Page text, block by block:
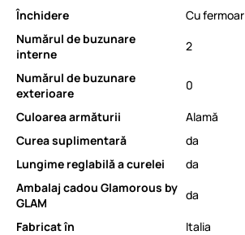
Închidere
Cu fermoar
Numărul de buzunare
interne
2
Numărul de buzunare
exterioare
0
Culoarea armăturii
Alamă
Curea suplimentară
da
Lungime reglabilă a curelei
da
Ambalaj cadou Glamorous by
GLAM
da
Fabricat în
Italia